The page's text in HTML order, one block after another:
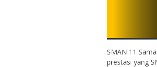
SMAN 11
prestasi yang